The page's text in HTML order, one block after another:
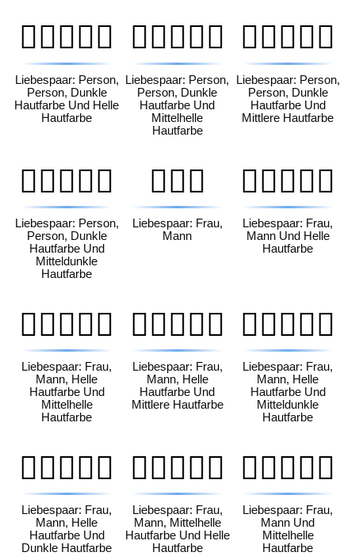
🧑🏿‍❤️‍🧑🏻
Liebespaar: Person,
Person, Dunkle
Hautfarbe Und Helle
Hautfarbe
🧑🏿‍❤️‍🧑🏼
Liebespaar: Person,
Person, Dunkle
Hautfarbe Und
Mittelhelle
Hautfarbe
🧑🏿‍❤️‍🧑🏽
Liebespaar: Person,
Person, Dunkle
Hautfarbe Und
Mittlere Hautfarbe
🧑🏿‍❤️‍🧑🏾
Liebespaar: Person,
Person, Dunkle
Hautfarbe Und
Mitteldunkle
Hautfarbe
👩‍❤️‍👨
Liebespaar: Frau,
Mann
👩🏻‍❤️‍👨🏻
Liebespaar: Frau,
Mann Und Helle
Hautfarbe
👩🏻‍❤️‍👨🏼
Liebespaar: Frau,
Mann, Helle
Hautfarbe Und
Mittelhelle
Hautfarbe
👩🏻‍❤️‍👨🏽
Liebespaar: Frau,
Mann, Helle
Hautfarbe Und
Mittlere Hautfarbe
👩🏻‍❤️‍👨🏾
Liebespaar: Frau,
Mann, Helle
Hautfarbe Und
Mitteldunkle
Hautfarbe
👩🏻‍❤️‍👨🏿
Liebespaar: Frau,
Mann, Helle
Hautfarbe Und
Dunkle Hautfarbe
👩🏼‍❤️‍👨🏻
Liebespaar: Frau,
Mann, Mittelhelle
Hautfarbe Und Helle
Hautfarbe
👩🏼‍❤️‍👨🏼
Liebespaar: Frau,
Mann Und
Mittelhelle
Hautfarbe